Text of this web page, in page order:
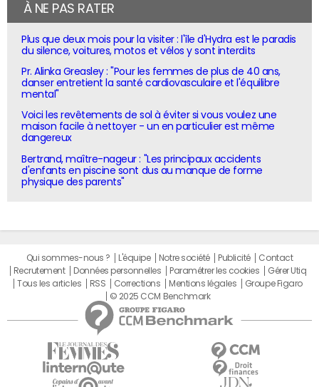
À NE PAS RATER
Plus que deux mois pour la visiter : l'île d'Hydra est le paradis
du silence, voitures, motos et vélos y sont interdits
Pr. Alinka Greasley : "Pour les femmes de plus de 40 ans,
danser entretient la santé cardiovasculaire et l'équilibre
mental"
Voici les revêtements de sol à éviter si vous voulez une
maison facile à nettoyer - un en particulier est même
dangereux
Bertrand, maître-nageur : "Les principaux accidents
d'enfants en piscine sont dus au manque de forme
physique des parents"
Qui sommes-nous ? L'équipe Notre société Publicité
Contact
Recrutement
Données personnelles Paramétrer les cookies
Gérer Utiq
Tous les articles
RSS Corrections Mentions légales
Groupe Figaro
© 2025 CCM Benchmark